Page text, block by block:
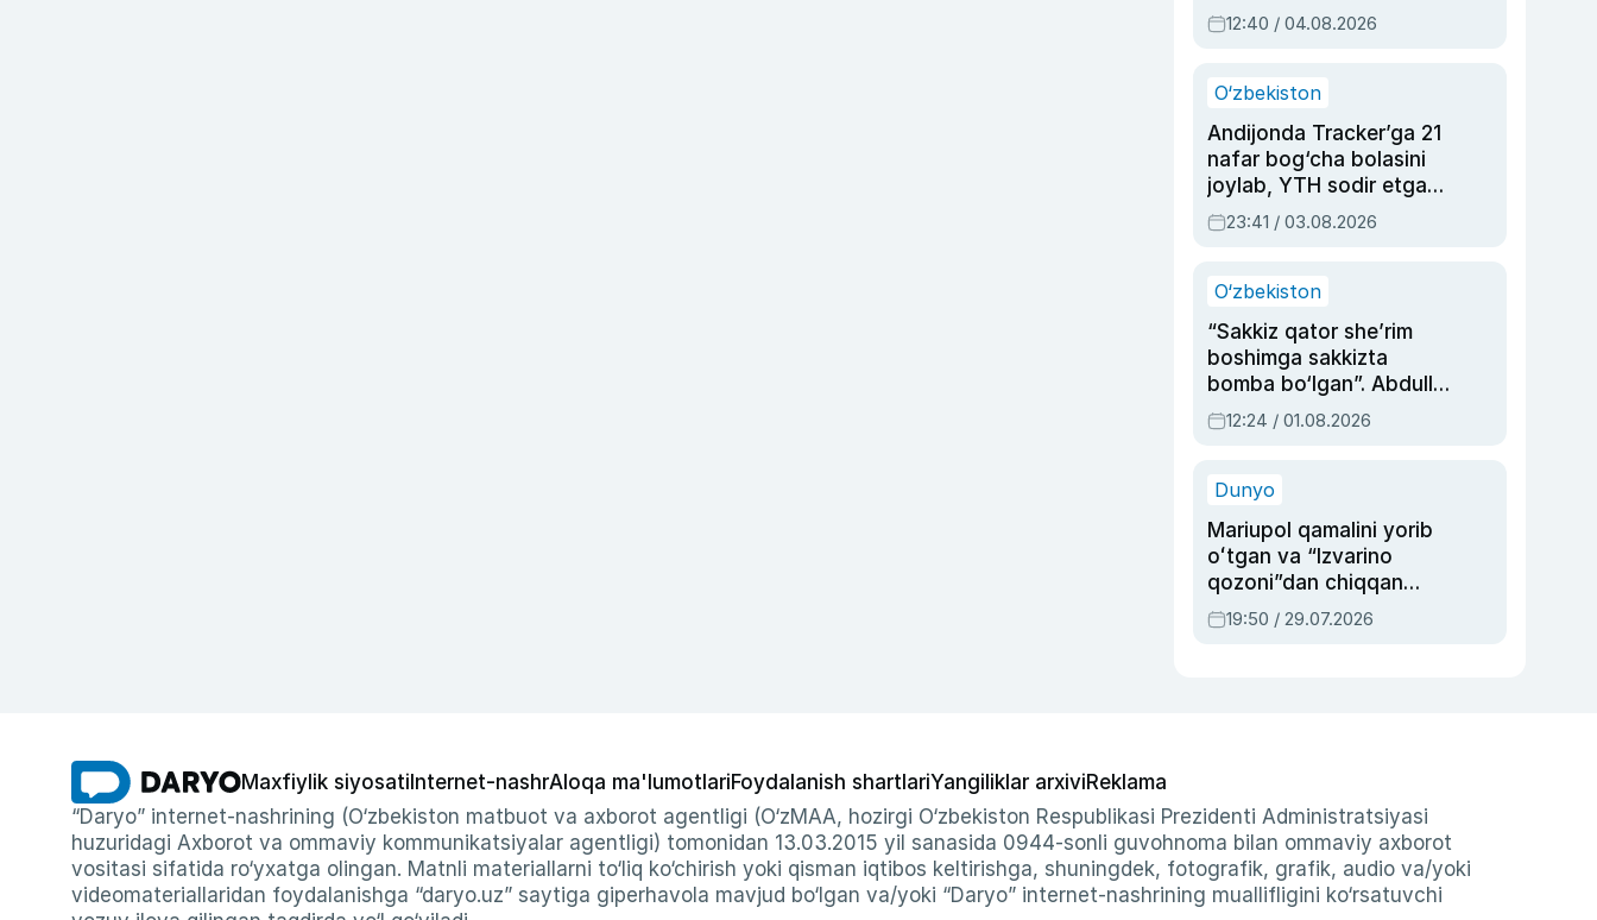
intellektni boshqara
olmay qolishidan xavotir
12:40 / 04.08.2026
O‘zbekiston
Andijonda Tracker’ga 21
nafar bog‘cha bolasini
joylab, YTH sodir etgan
ayolga sud hukmi o‘qildi
23:41 / 03.08.2026
O‘zbekiston
“Sakkiz qator she’rim
boshimga sakkizta
bomba bo‘lgan”. Abdulla
Oripovni siyosiy
ayblovlardan asrab
12:24 / 01.08.2026
Dunyo
Mariupol qamalini yorib
oʻtgan va “Izvarino
qozoni”dan chiqqan
qahramon — Ukraina
armiyasi bosh
19:50 / 29.07.2026
Maxfiylik siyosati Internet-nashrAloqa ma'lumotlariFoydalanish shartlariYangiliklar arxiviReklama
“Daryo” internet-nashrining (O‘zbekiston matbuot va axborot agentligi (O‘zMAA, hozirgi O‘zbekiston Respublikasi Prezidenti Administratsiyasi
huzuridagi Axborot va ommaviy kommunikatsiyalar agentligi) tomonidan 13.03.2015 yil sanasida 0944-sonli guvohnoma bilan ommaviy axborot
vositasi sifatida ro‘yxatga olingan. Matnli materiallarni to‘liq ko‘chirish yoki qisman iqtibos keltirishga, shuningdek, fotografik, grafik, audio va/yoki
videomateriallaridan foydalanishga “daryo.uz” saytiga giperhavola mavjud bo‘lgan va/yoki “Daryo” internet-nashrining muallifligini ko‘rsatuvchi